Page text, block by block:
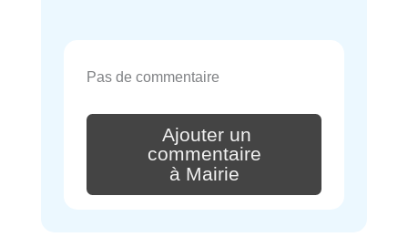
Pas de commentaire
Ajouter un
commentaire
à Mairie